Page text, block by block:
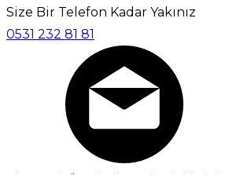
Size Bir Telefon Kadar Yakınız
0531 232 81 81